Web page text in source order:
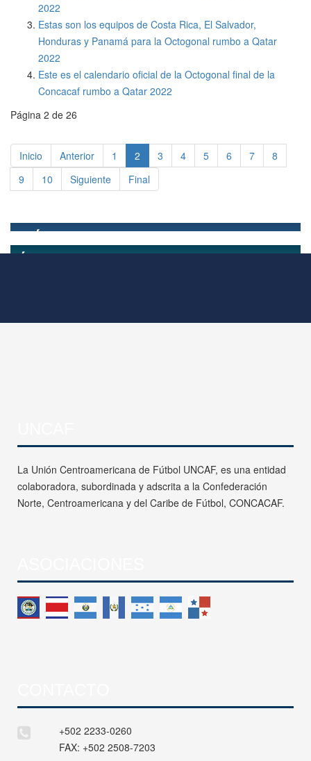
2022
Estas son los equipos de Costa Rica, El Salvador,
Honduras y Panamá para la Octogonal rumbo a Qatar
2022
Este es el calendario oficial de la Octogonal final de la
Concacaf rumbo a Qatar 2022
Página 2 de 26
Inicio Anterior 1 2 3 4 5 6 7
8
9
10 Siguiente Final
La Unión Centroamericana de Fútbol UNCAF, es una entidad
colaboradora, subordinada y adscrita a la Confederación
Norte, Centroamericana y del Caribe de Fútbol, CONCACAF.
+502 2233-0260
FAX: +502 2508-7203